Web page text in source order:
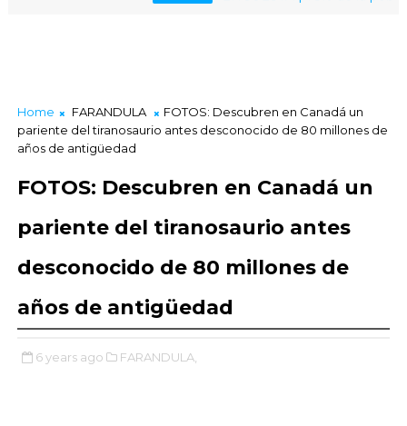
Home FARANDULA
FOTOS: Descubren en Canadá un
pariente del tiranosaurio antes desconocido de 80 millones de
años de antigüedad
FOTOS: Descubren en Canadá un
pariente del tiranosaurio antes
desconocido de 80 millones de
años de antigüedad
6 years ago FARANDULA,